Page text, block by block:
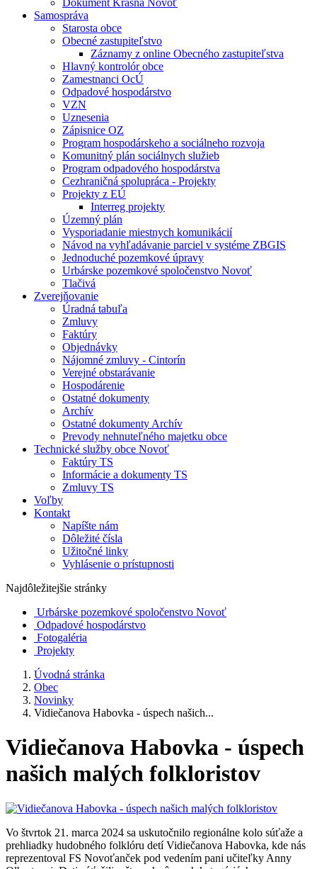
Dokument Krásna Novoť
Samospráva
Starosta obce
Obecné zastupiteľstvo
Záznamy z online Obecného zastupiteľstva
Hlavný kontrolór obce
Zamestnanci OcÚ
Odpadové hospodárstvo
VZN
Uznesenia
Zápisnice OZ
Program hospodárskeho a sociálneho rozvoja
Komunitný plán sociálnych služieb
Program odpadového hospodárstva
Cezhraničná spolupráca - Projekty
Projekty z EÚ
Interreg projekty
Územný plán
Vysporiadanie miestnych komunikácií
Návod na vyhľadávanie parciel v systéme ZBGIS
Jednoduché pozemkové úpravy
Urbárske pozemkové spoločenstvo Novoť
Tlačivá
Zverejňovanie
Úradná tabuľa
Zmluvy
Faktúry
Objednávky
Nájomné zmluvy - Cintorín
Verejné obstarávanie
Hospodárenie
Ostatné dokumenty
Archív
Ostatné dokumenty Archív
Prevody nehnuteľného majetku obce
Technické služby obce Novoť
Faktúry TS
Informácie a dokumenty TS
Zmluvy TS
Voľby
Kontakt
Napíšte nám
Dôležité čísla
Užitočné linky
Vyhlásenie o prístupnosti
Najdôležitejšie stránky
Urbárske pozemkové spoločenstvo Novoť
Odpadové hospodárstvo
Fotogaléria
Projekty
Úvodná stránka
Obec
Novinky
Vidiečanova Habovka - úspech našich...
Vidiečanova Habovka - úspech
našich malých folkloristov
Vo štvrtok 21. marca 2024 sa uskutočnilo regionálne kolo súťaže a
prehliadky hudobného folklóru detí Vidiečanova Habovka, kde nás
reprezentoval FS Novoťanček pod vedením pani učiteľky Anny